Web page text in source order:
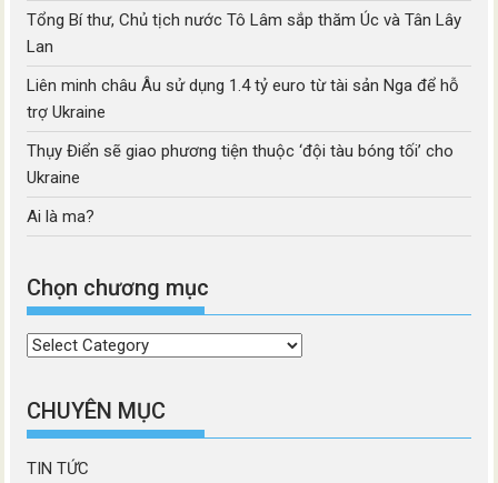
Tổng Bí thư, Chủ tịch nước Tô Lâm sắp thăm Úc và Tân Lây
Lan
Liên minh châu Âu sử dụng 1.4 tỷ euro từ tài sản Nga để hỗ
trợ Ukraine
Thụy Điển sẽ giao phương tiện thuộc ‘đội tàu bóng tối’ cho
Ukraine
Ai là ma?
Chọn chương mục
Chọn
mục
CHUYÊN MỤC
TIN TỨC